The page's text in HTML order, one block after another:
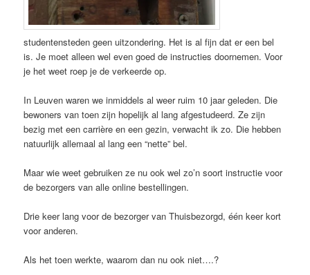
studentensteden geen uitzondering. Het is al fijn dat er een bel
is. Je moet alleen wel even goed de instructies doornemen. Voor
je het weet roep je de verkeerde op.
In Leuven waren we inmiddels al weer ruim 10 jaar geleden. Die
bewoners van toen zijn hopelijk al lang afgestudeerd. Ze zijn
bezig met een carrière en een gezin, verwacht ik zo. Die hebben
natuurlijk allemaal al lang een “nette” bel.
Maar wie weet gebruiken ze nu ook wel zo’n soort instructie voor
de bezorgers van alle online bestellingen.
Drie keer lang voor de bezorger van Thuisbezorgd, één keer kort
voor anderen.
Als het toen werkte, waarom dan nu ook niet….?